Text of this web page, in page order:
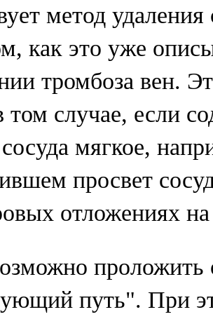
метод
как это уже
тромбоза вен.
том случае, если
мягкое,
просвет
отложениях на
путь". При